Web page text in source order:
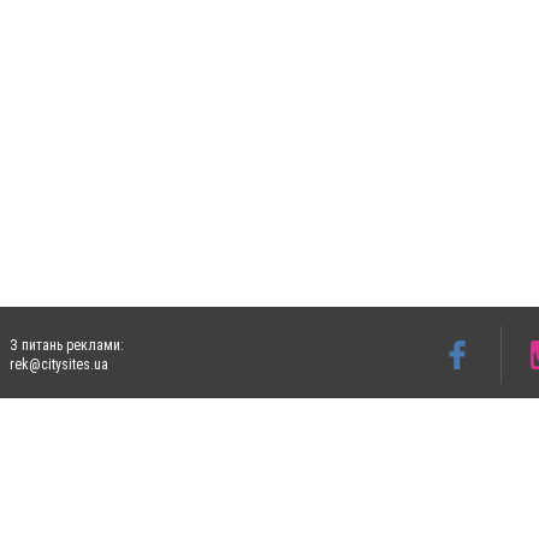
З питань реклами:
rek@citysites.ua